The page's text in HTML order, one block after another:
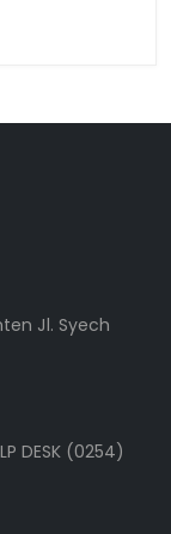
Jl. Syech
DESK (0254)